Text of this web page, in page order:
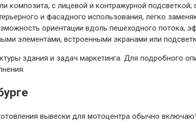
композита, с лицевой и контражурной подсветкой;
и фасадного использования, легко
ориентации вдоль пешеходного потока,
элементами, встроенными экранами или
здания и задач маркетинга. Для подробного
вывески для мотоцентра обычно